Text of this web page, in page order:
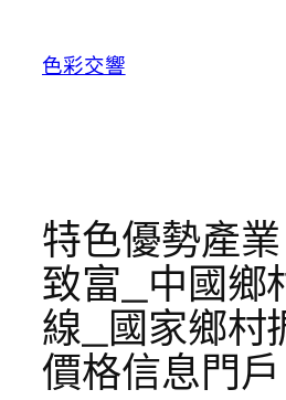
色彩交響
特色優勢產
致富_中國鄉
線_國家鄉村
價格信息門戶